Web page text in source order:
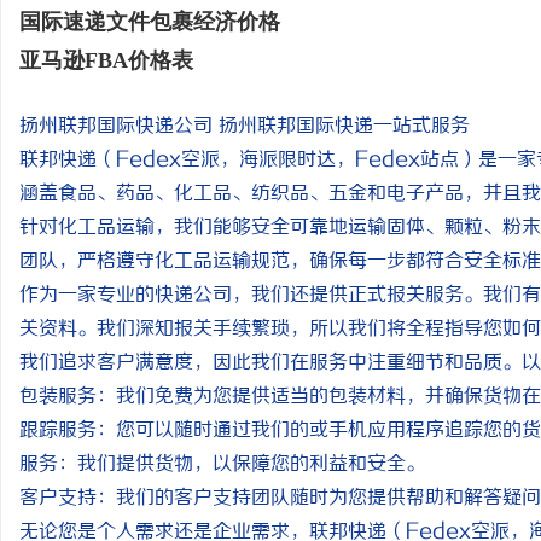
国际速递文件包裹经济价格
亚马逊FBA价格表
扬州联邦国际快递公司 扬州联邦国际快递一站式服务
联邦快递（Fedex空派，海派限时达，Fedex站点）是一家
涵盖食品、药品、化工品、纺织品、五金和电子产品，并且
针对化工品运输，我们能够安全可靠地运输固体、颗粒、粉
团队，严格遵守化工品运输规范，确保每一步都符合安全标
作为一家专业的快递公司，我们还提供正式报关服务。我们
关资料。我们深知报关手续繁琐，所以我们将全程指导您如
我们追求客户满意度，因此我们在服务中注重细节和品质。
包装服务：我们免费为您提供适当的包装材料，并确保货物
跟踪服务：您可以随时通过我们的或手机应用程序追踪您的
服务：我们提供货物，以保障您的利益和安全。
客户支持：我们的客户支持团队随时为您提供帮助和解答疑
无论您是个人需求还是企业需求，联邦快递（Fedex空派